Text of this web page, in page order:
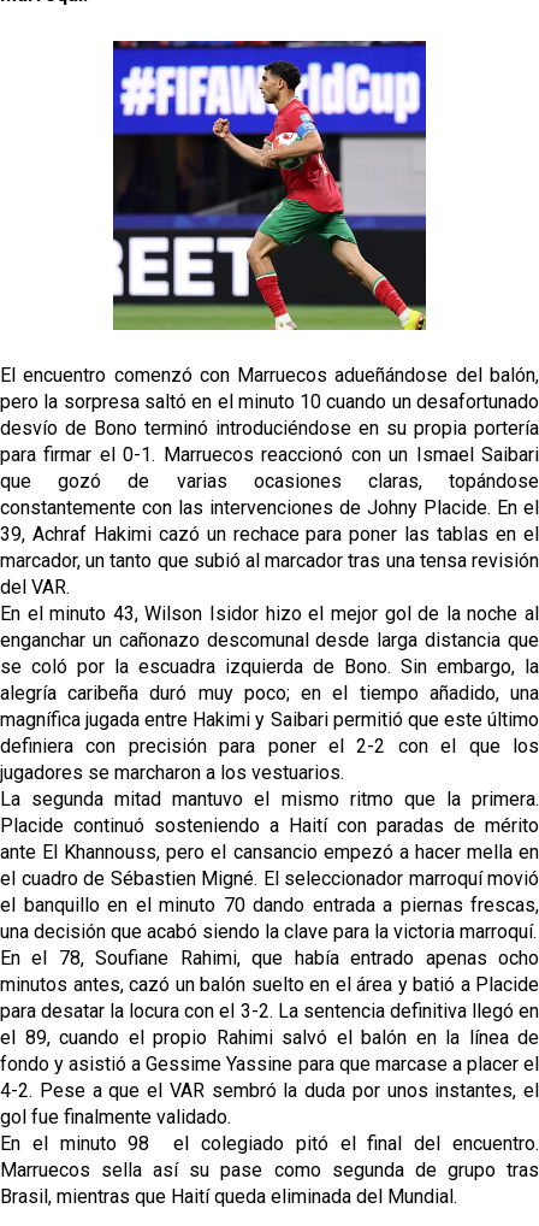
El encuentro comenzó con Marruecos adueñándose del balón,
pero la sorpresa saltó en el minuto 10 cuando un desafortunado
desvío de Bono terminó introduciéndose en su propia portería
para firmar el 0-1. Marruecos reaccionó con un Ismael Saibari
que gozó de varias ocasiones claras, topándose
constantemente con las intervenciones de Johny Placide. En el
39, Achraf Hakimi cazó un rechace para poner las tablas en el
marcador, un tanto que subió al marcador tras una tensa revisión
del VAR.
En el minuto 43, Wilson Isidor hizo el mejor gol de la noche al
enganchar un cañonazo descomunal desde larga distancia que
se coló por la escuadra izquierda de Bono. Sin embargo, la
alegría caribeña duró muy poco; en el tiempo añadido, una
magnífica jugada entre Hakimi y Saibari permitió que este último
definiera con precisión para poner el 2-2 con el que los
jugadores se marcharon a los vestuarios.
La segunda mitad mantuvo el mismo ritmo que la primera.
Placide continuó sosteniendo a Haití con paradas de mérito
ante El Khannouss, pero el cansancio empezó a hacer mella en
el cuadro de Sébastien Migné. El seleccionador marroquí movió
el banquillo en el minuto 70 dando entrada a piernas frescas,
una decisión que acabó siendo la clave para la victoria marroquí.
En el 78, Soufiane Rahimi, que había entrado apenas ocho
minutos antes, cazó un balón suelto en el área y batió a Placide
para desatar la locura con el 3-2. La sentencia definitiva llegó en
el 89, cuando el propio Rahimi salvó el balón en la línea de
fondo y asistió a Gessime Yassine para que marcase a placer el
4-2. Pese a que el VAR sembró la duda por unos instantes, el
gol fue finalmente validado.
En el minuto 98 el colegiado pitó el final del encuentro.
Marruecos sella así su pase como segunda de grupo tras
Brasil, mientras que Haití queda eliminada del Mundial.